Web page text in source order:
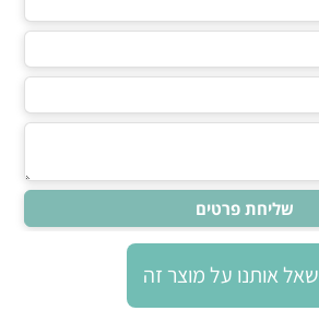
שאל אותנו על מוצר זה